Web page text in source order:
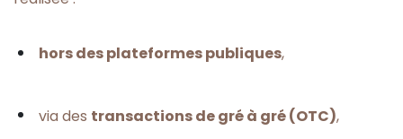
hors des plateformes publiques,
via des transactions de gré à gré (OTC),